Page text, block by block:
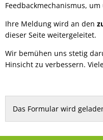
Feedbackmechanismus,
Ihre Meldung wird an den
dieser Seite weitergeleitet.
Wir bemühen uns stetig
Hinsicht zu verbessern.
Das Formular wird